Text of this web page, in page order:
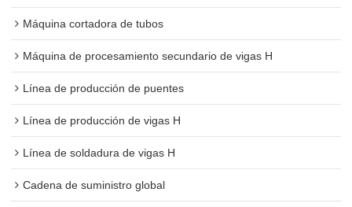
Máquina cortadora de tubos
Máquina de procesamiento secundario de vigas H
Línea de producción de puentes
Línea de producción de vigas H
Línea de soldadura de vigas H
Cadena de suministro global